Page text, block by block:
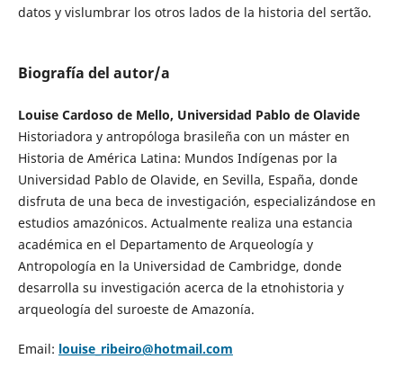
datos y vislumbrar los otros lados de la historia del sertão.
Biografía del autor/a
Louise Cardoso de Mello, Universidad Pablo de Olavide
Historiadora y antropóloga brasileña con un máster en
Historia de América Latina: Mundos Indígenas por la
Universidad Pablo de Olavide, en Sevilla, España, donde
disfruta de una beca de investigación, especializándose en
estudios amazónicos. Actualmente realiza una estancia
académica en el Departamento de Arqueología y
Antropología en la Universidad de Cambridge, donde
desarrolla su investigación acerca de la etnohistoria y
arqueología del suroeste de Amazonía.
Email: louise_ribeiro@hotmail.com